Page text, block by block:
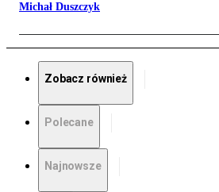
Michał Duszczyk
Zobacz również
Polecane
Najnowsze